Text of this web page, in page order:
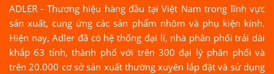
ADLER - Thương hiệu hàng đầu tại Việt Nam trong lĩnh vực
sản xuất, cung ứng các sản phẩm nhôm và phụ kiện kính.
Hiện nay, Adler đã có hệ thống đại lí, nhà phân phối trải dài
khắp 63 tỉnh, thành phố với trên 300 đại lý phân phối và
trên 20.000 cơ sở sản xuất thường xuyên lắp đặt và sử dụng